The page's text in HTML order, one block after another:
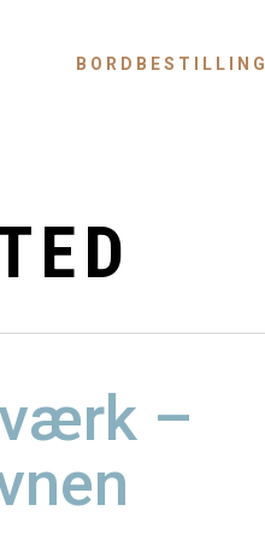
BORDBESTILLING
–